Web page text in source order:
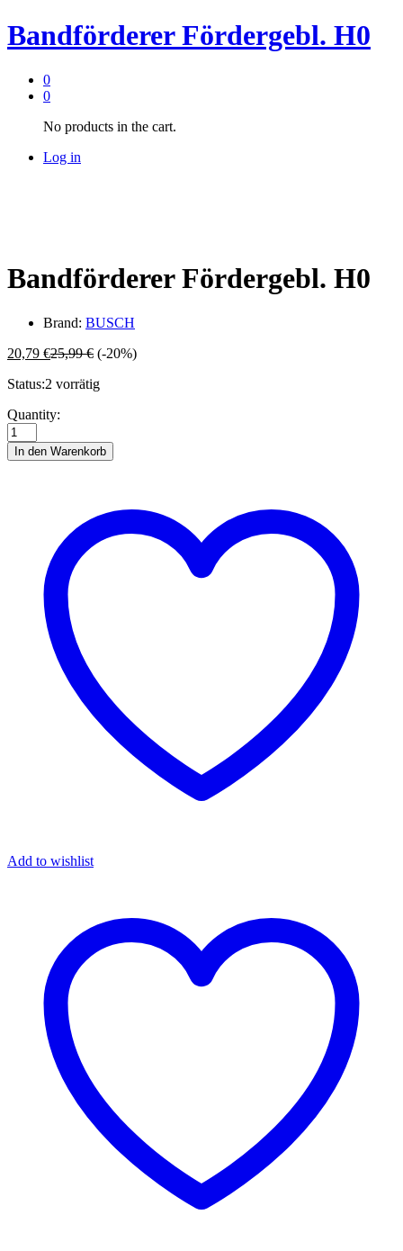
Bandförderer Fördergebl. H0
0
0
No products in the cart.
Log in
Bandförderer Fördergebl. H0
Brand: BUSCH
20,79 €25,99€ (-20%)
Status:2 vorrätig
Bandförderer
Fördergebl.
H0
quantity
Quantity:
In den Warenkorb
Add to wishlist